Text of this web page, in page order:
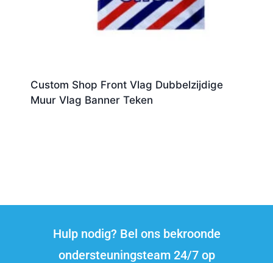
Custom Shop Front Vlag Dubbelzijdige
Muur Vlag Banner Teken
Hulp nodig? Bel ons bekroonde
ondersteuningsteam 24/7 op